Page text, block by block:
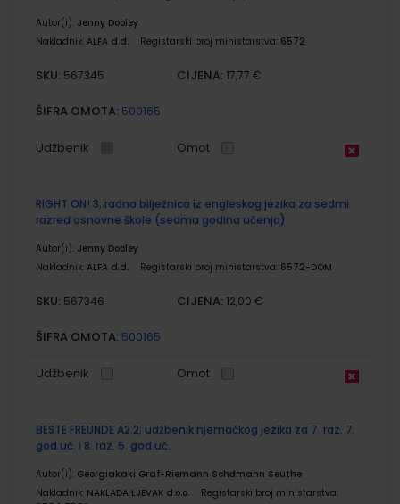
Autor(i): Jenny Dooley
Nakladnik: ALFA d.d. Registarski broj ministarstva: 6572
SKU: 567345 CIJENA: 17,77 €
ŠIFRA OMOTA: 500165
Udžbenik Omot
RIGHT ON! 3; radna bilježnica iz engleskog jezika za sedmi
razred osnovne škole (sedma godina učenja)
Autor(i): Jenny Dooley
Nakladnik: ALFA d.d. Registarski broj ministarstva: 6572-DOM
SKU: 567346 CIJENA: 12,00 €
ŠIFRA OMOTA: 500165
Udžbenik Omot
BESTE FREUNDE A2.2; udžbenik njemačkog jezika za 7. raz. 7.
god.uč. i 8. raz. 5. god.uč.
Autor(i): Georgiakaki Graf-Riemann Schđmann Seuthe
Nakladnik: NAKLADA LJEVAK d.o.o.
Registarski broj ministarstva: